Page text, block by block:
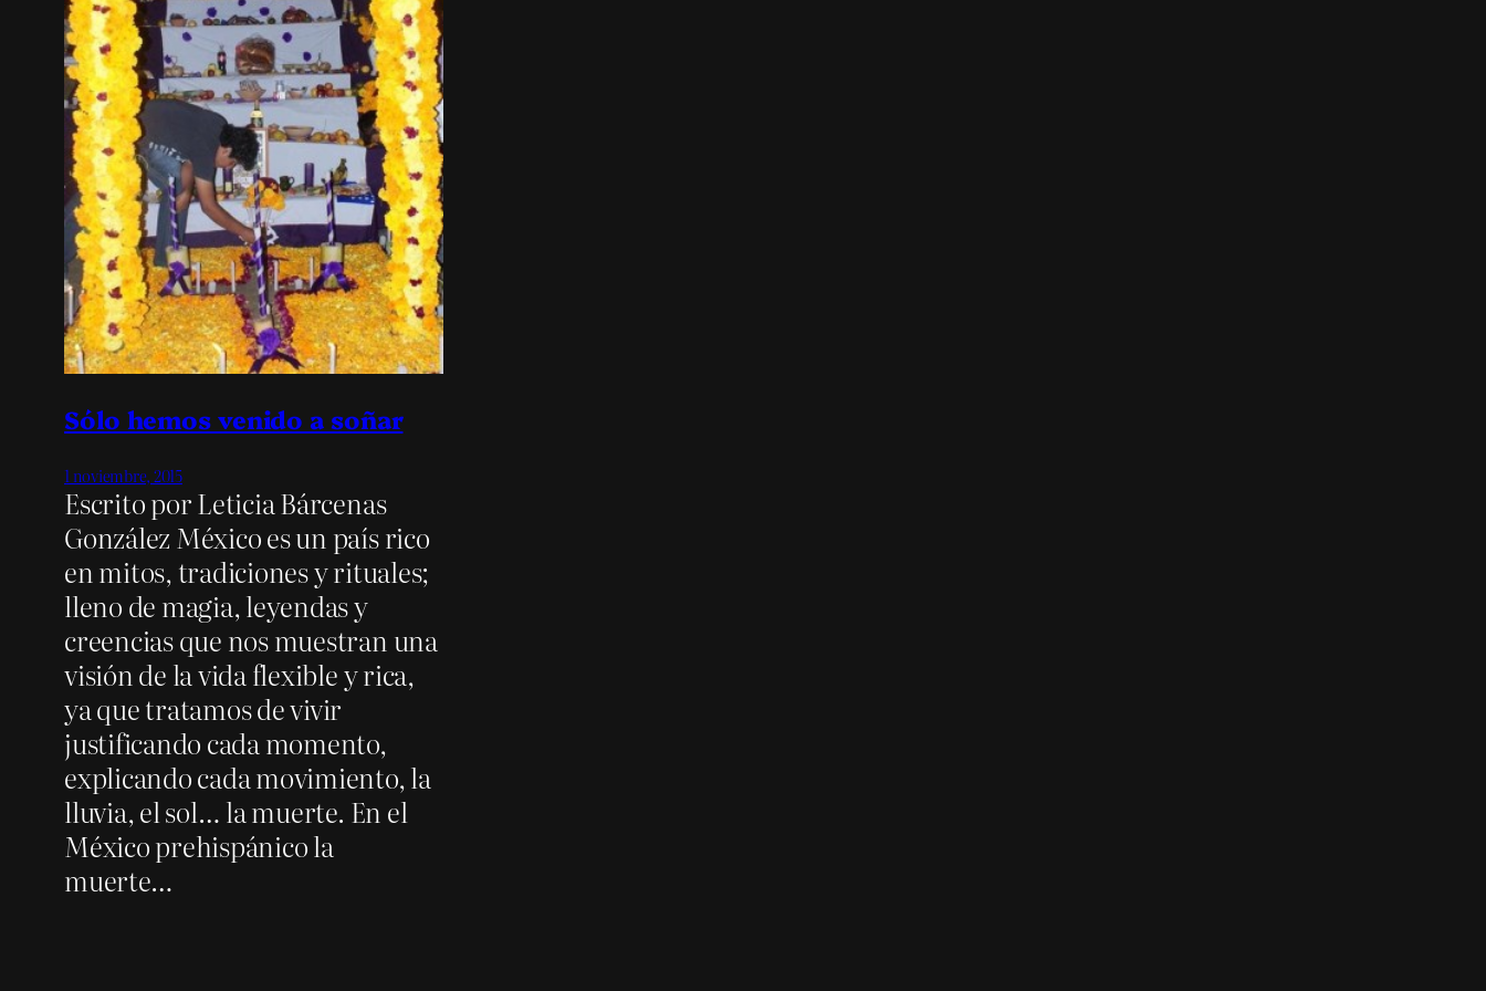
Sólo hemos venido a soñar
1 noviembre, 2015
Escrito por Leticia Bárcenas
González México es un país rico
en mitos, tradiciones y rituales;
lleno de magia, leyendas y
creencias que nos muestran una
visión de la vida flexible y rica,
ya que tratamos de vivir
justificando cada momento,
explicando cada movimiento, la
lluvia, el sol… la muerte. En el
México prehispánico la
muerte…